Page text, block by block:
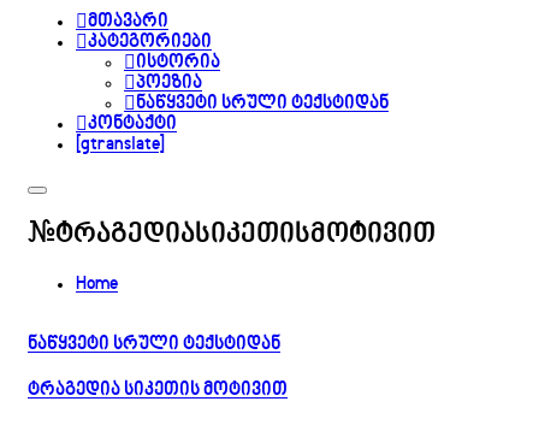
მთავარი
კატეგორიები
ისტორია
პოეზია
ნაწყვეტი სრული ტექსტიდან
კონტაქტი
[gtranslate]
#ტრაგედიასიკეთისმოტივით
Home
ნაწყვეტი სრული ტექსტიდან
ტრაგედია სიკეთის მოტივით